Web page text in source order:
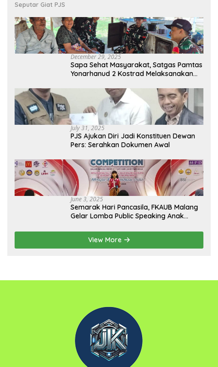
Seputar Giat PJS
December 29, 2025
Sapa Sehat Masyarakat, Satgas Pamtas
Yonarhanud 2 Kostrad Melaksanakan
July 31, 2025
PJS Ajukan Diri Jadi Konstituen Dewan
Pers: Serahkan Dokumen Awal
June 3, 2025
Semarak Hari Pancasila, FKAUB Malang
Gelar Lomba Public Speaking Anak
Pancasila
View More